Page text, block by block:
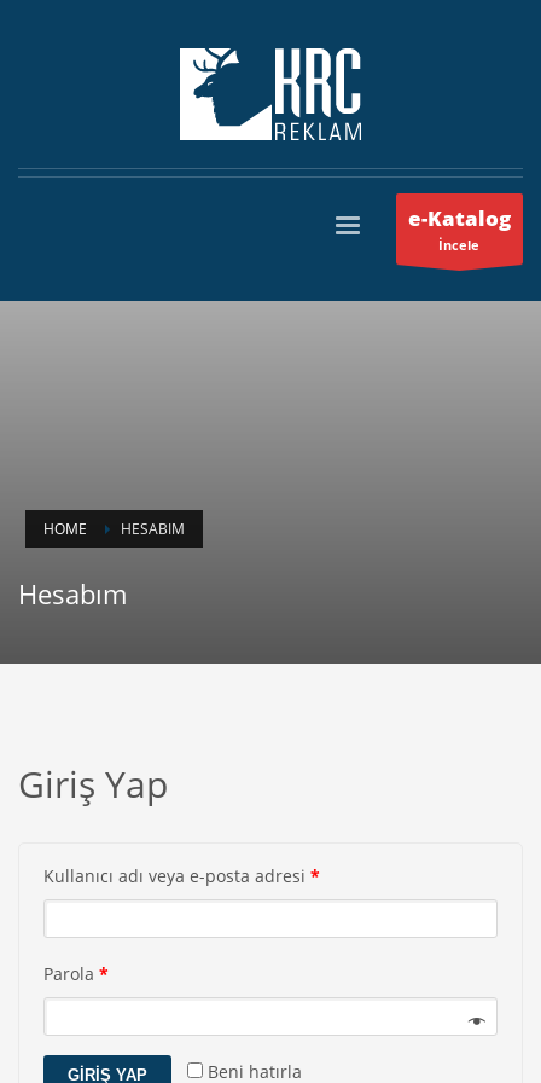
e-Katalog
İncele
HOME HESABIM
Hesabım
Giriş Yap
Kullanıcı adı veya e-posta adresi *
Parola *
Beni hatırla
GIRIŞ YAP